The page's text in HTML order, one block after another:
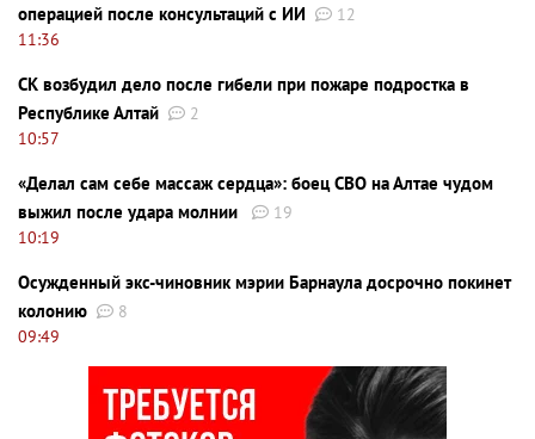
операцией после консультаций с ИИ
12
11:36
СК возбудил дело после гибели при пожаре подростка в
Республике Алтай
2
10:57
«Делал сам себе массаж сердца»: боец СВО на Алтае чудом
выжил после удара молнии
19
10:19
Осужденный экс-чиновник мэрии Барнаула досрочно покинет
колонию
8
09:49